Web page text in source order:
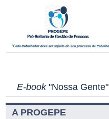
E-book"Nossa Gente"
A PROGEPE